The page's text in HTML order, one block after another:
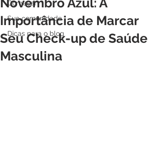
Começar
Sua comunidade
Dicas para o blog
Novembro Azul: A
Importância de Marcar
Seu Check-up de Saúde
Masculina